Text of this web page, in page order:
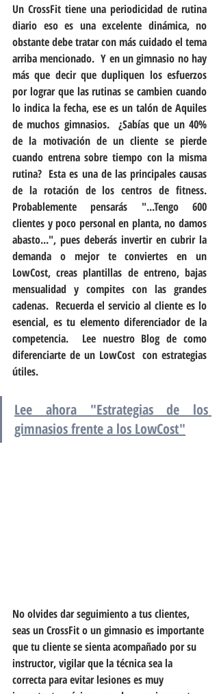
Un CrossFit tiene una periodicidad de rutina
diario eso es una excelente dinámica, no
obstante debe tratar con más cuidado el tema
arriba mencionado.  Y en un gimnasio no hay
más que decir que dupliquen los esfuerzos
por lograr que las rutinas se cambien cuando
lo indica la fecha, ese es un talón de Aquiles
de muchos gimnasios.  ¿Sabías que un 40%
de la motivación de un cliente se pierde
cuando entrena sobre tiempo con la misma
rutina?  Esta es una de las principales causas
de la rotación de los centros de fitness.
Probablemente pensarás "...Tengo 600
clientes y poco personal en planta, no damos
abasto...", pues deberás invertir en cubrir la
demanda o mejor te conviertes en un
LowCost, creas plantillas de entreno, bajas
mensualidad y compites con las grandes
cadenas.  Recuerda el servicio al cliente es lo
esencial, es tu elemento diferenciador de la
competencia.  Lee nuestro Blog de como
diferenciarte de un LowCost  con estrategias
útiles.
Lee ahora "Estrategias de los
gimnasios frente a los LowCost"
No olvides dar seguimiento a tus clientes,
seas un CrossFit o un gimnasio es importante
que tu cliente se sienta acompañado por su
instructor, vigilar que la técnica sea la
correcta para evitar lesiones es muy